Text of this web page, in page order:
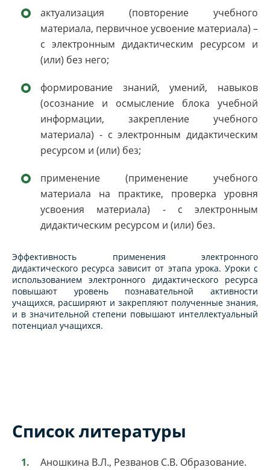
актуализация (повторение учебного
материала, первичное усвоение материала) –
с электронным дидактическим ресурсом и
(или) без него;
формирование знаний, умений, навыков
(осознание и осмысление блока учебной
информации, закрепление учебного
материала) - с электронным дидактическим
ресурсом и (или) без;
применение (применение учебного
материала на практике, проверка уровня
усвоения материала) - с электронным
дидактическим ресурсом и (или) без.
Эффективность применения электронного
дидактического ресурса зависит от этапа урока. Уроки с
использованием электронного дидактического ресурса
повышают уровень познавательной активности
учащихся, расширяют и закрепляют полученные знания,
и в значительной степени повышают интеллектуальный
потенциал учащихся.
Список литературы
Аношкина В.Л., Резванов С.В. Образование.